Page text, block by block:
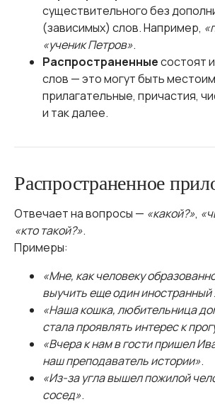
существительного без
(зависимых) слов. Например,
«ученик Петров».
Распространенныесостоят
слов — это могут быть
прилагательные, причастия,
и так далее.
Распространенное
Отвечает на вопросы — «какой?»,
«кто такой?».
Примеры:
«Мне, как человеку
выучить еще один иностранный
«Наша кошка, любительница
стала проявлять интерес к
«Вчера к нам в гости пришел
наш преподаватель истории».
«Из-за угла вышел пожилой
сосед».